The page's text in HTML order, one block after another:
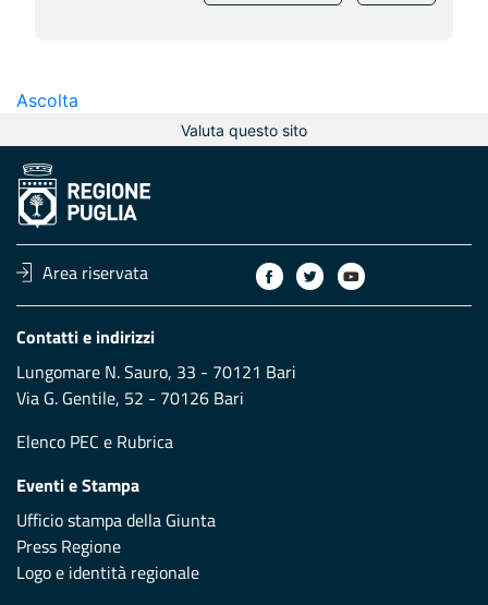
Ascolta
Valuta questo sito
Area riservata
Contatti e indirizzi
Lungomare N. Sauro, 33 - 70121 Bari
Via G. Gentile, 52 - 70126 Bari
Elenco PEC e Rubrica
Eventi e Stampa
Ufficio stampa della Giunta
Press Regione
Logo e identità regionale